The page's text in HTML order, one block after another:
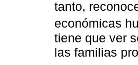
tanto,
económicas
tiene que ver
las familias